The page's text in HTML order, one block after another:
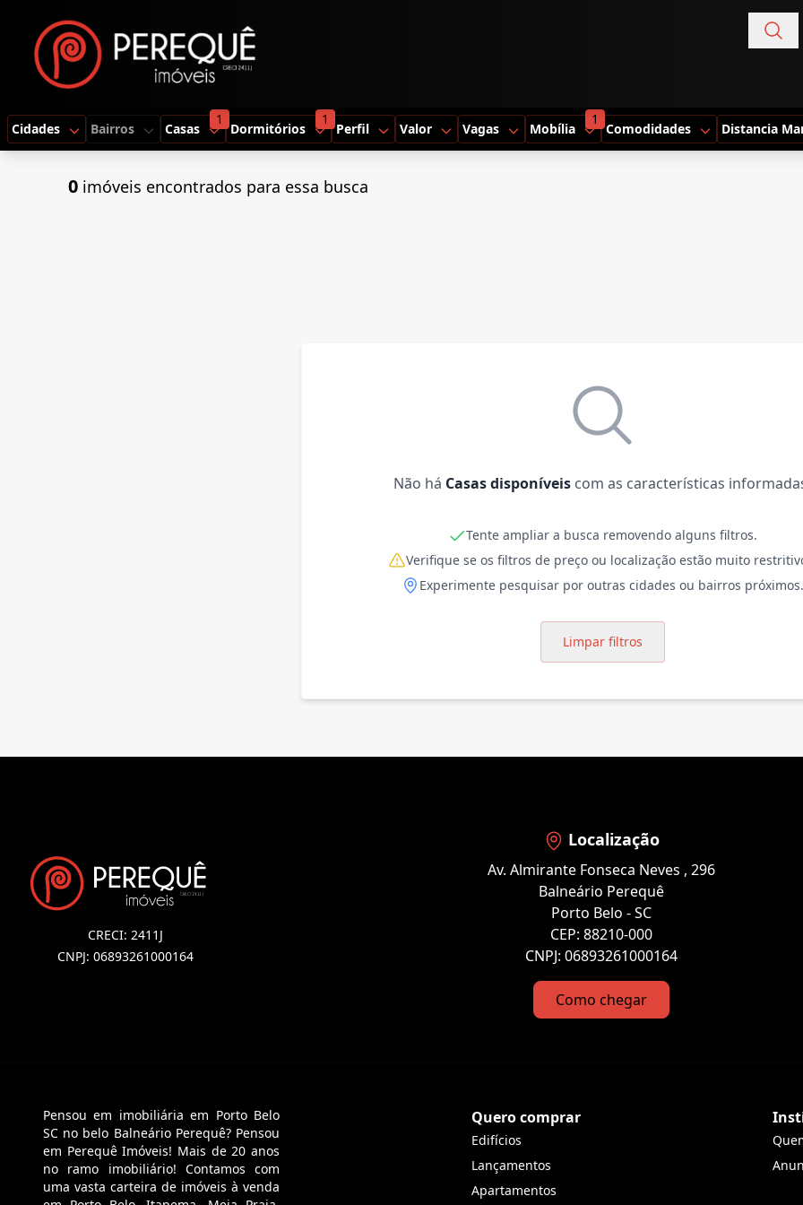
Cidades Bairros
1
Casas
1
Dormitórios Perfil Valor Vagas
1
Mobília Comodidades Distancia
0 imóveis encontrados para essa busca
Não há Casas disponíveis com as características
Tente ampliar a busca removendo alguns filtros.
Verifique se os filtros de preço ou localização estão muito
Experimente pesquisar por outras cidades ou bairros próximos.
Limpar filtros
CRECI: 2411J
CNPJ: 06893261000164
Localização
Av. Almirante Fonseca Neves , 296
Balneário Perequê
Porto Belo - SC
CEP: 88210-000
CNPJ: 06893261000164
Como chegar
Pensou em imobiliária em Porto Belo
SC no belo Balneário Perequê? Pensou
em Perequê Imóveis! Mais de 20 anos
no ramo imobiliário! Contamos com
uma vasta carteira de imóveis à venda
Quero comprar
Edifícios
Lançamentos
Apartamentos